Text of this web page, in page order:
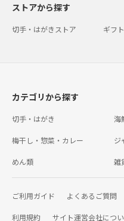
ストアから探す
切手・はがきストア ギフ
カテゴリから探す
切手・はがき 海
梅干し・惣菜・カレー ジ
めん類 雑
ご利用ガイド よくあるご質問
利用規約 サイト運営会社につ